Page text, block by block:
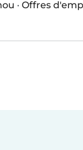
· Offres